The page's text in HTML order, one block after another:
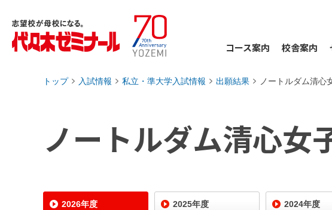
コース案内 校舎案内
トップ 入試情報 私立・準大学入試情報 出願結果 ノートルダム清心
ノートルダム清心女
2026年度 2025年度 2024年度